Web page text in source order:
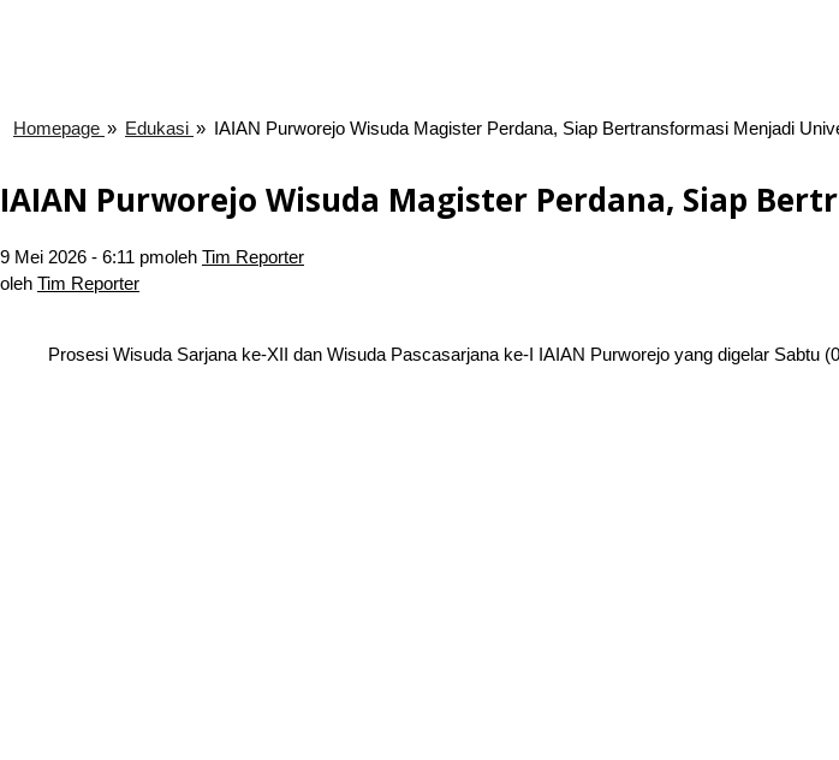
Homepage » Edukasi » IAIAN Purworejo Wisuda Magister Perdana, Siap Bertransformasi Menjadi
IAIAN Purworejo Wisuda Magister Perdana, Siap
9 Mei 2026 - 6:11 pmoleh Tim Reporter
oleh Tim Reporter
Prosesi Wisuda Sarjana ke-XII dan Wisuda Pascasarjana ke-I IAIAN Purworejo yang digelar Sabtu